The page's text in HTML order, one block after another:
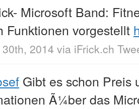
Microsoft Band:
Funktionen vorgestellt
2014 via iFrick.ch
Gibt es schon Preis
Ã¼ber das